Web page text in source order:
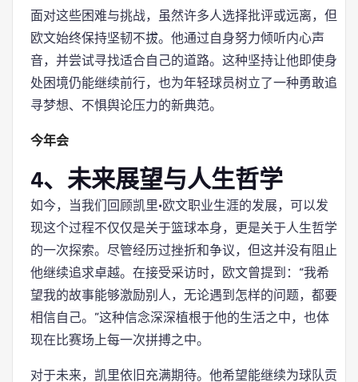
面对这些困难与挑战，虽然许多人选择批评或远离，但
欧文始终保持坚韧不拔。他通过自身努力倾听内心声
音，并尝试寻找适合自己的道路。这种坚持让他即使身
处困境仍能继续前行，也为年轻球员树立了一种勇敢追
寻梦想、不惧舆论压力的新典范。
今年会
4、未来展望与人生哲学
如今，当我们回顾凯里·欧文职业生涯的发展，可以发
现这个过程不仅仅是关于篮球本身，更是关于人生哲学
的一次探索。尽管经历过挫折和争议，但这并没有阻止
他继续追求卓越。在接受采访时，欧文曾提到：“我希
望我的故事能够激励别人，无论遇到怎样的问题，都要
相信自己。”这种信念深深植根于他的生活之中，也体
现在比赛场上每一次拼搏之中。
对于未来，凯里依旧充满期待。他希望能继续为球队贡